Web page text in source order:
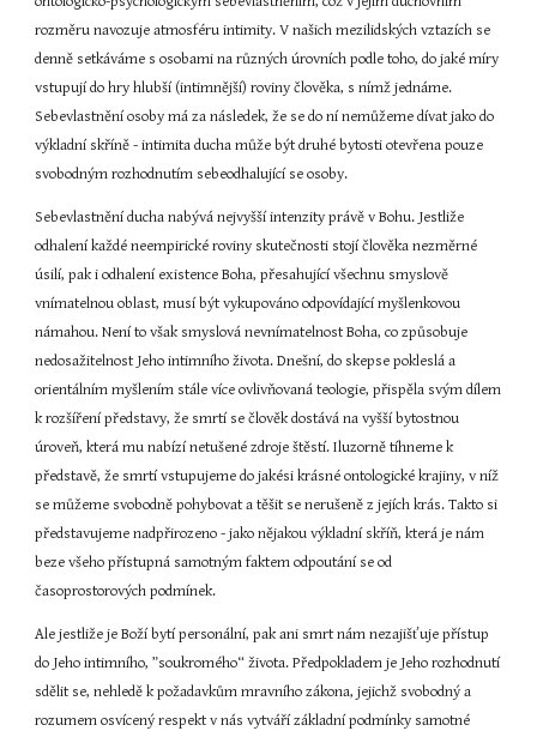
rozměru navozuje atmosféru intimity. V našich mezilidských vztazích se
denně setkáváme s osobami na různých úrovních podle toho, do jaké míry
vstupují do hry hlubší (intimnější) roviny člověka, s nímž jednáme.
Sebevlastnění osoby má za následek, že se do ní nemůžeme dívat jako do
výkladní skříně - intimita ducha může být druhé bytosti otevřena pouze
svobodným rozhodnutím sebeodhalující se osoby.
Sebevlastnění ducha nabývá nejvyšší intenzity právě v Bohu. Jestliže
odhalení každé neempirické roviny skutečnosti stojí člověka nezměrné
úsilí, pak i odhalení existence Boha, přesahující všechnu smyslově
vnímatelnou oblast, musí být vykupováno odpovídající myšlenkovou
námahou. Není to však smyslová nevnímatelnost Boha, co způsobuje
nedosažitelnost Jeho intimního života. Dnešní, do skepse pokleslá a
orientálním myšlením stále více ovlivňovaná teologie, přispěla svým dílem
k rozšíření představy, že smrtí se člověk dostává na vyšší bytostnou
úroveň, která mu nabízí netušené zdroje štěstí. Iluzorně tíhneme k
představě, že smrtí vstupujeme do jakési krásné ontologické krajiny, v níž
se můžeme svobodně pohybovat a těšit se nerušeně z jejích krás. Takto si
představujeme nadpřirozeno - jako nějakou výkladní skříň, která je nám
beze všeho přístupná samotným faktem odpoutání se od
časoprostorových podmínek.
Ale jestliže je Boží bytí personální, pak ani smrt nám nezajišťuje přístup
do Jeho intimního, ”soukromého“ života. Předpokladem je Jeho rozhodnutí
sdělit se, nehledě k požadavkům mravního zákona, jejichž svobodný a
rozumem osvícený respekt v nás vytváří základní podmínky samotné